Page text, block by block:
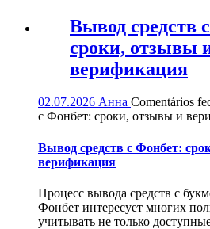
Вывод средств
сроки, отзывы
верификация
02.07.2026 Анна Comentários
с Фонбет: сроки, отзывы и
Вывод средств с Фонбет:
верификация
Процесс вывода средств с
Фонбет интересует многих
учитывать не только